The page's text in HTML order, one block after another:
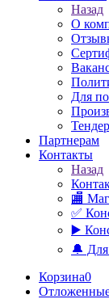
Назад
О
Для
Партнерам
Контакты
Назад
🏬
✅️
▶️
🔔
Корзина0